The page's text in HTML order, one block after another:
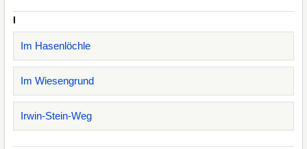
I
Im Hasenlöchle
Im Wiesengrund
Irwin-Stein-Weg